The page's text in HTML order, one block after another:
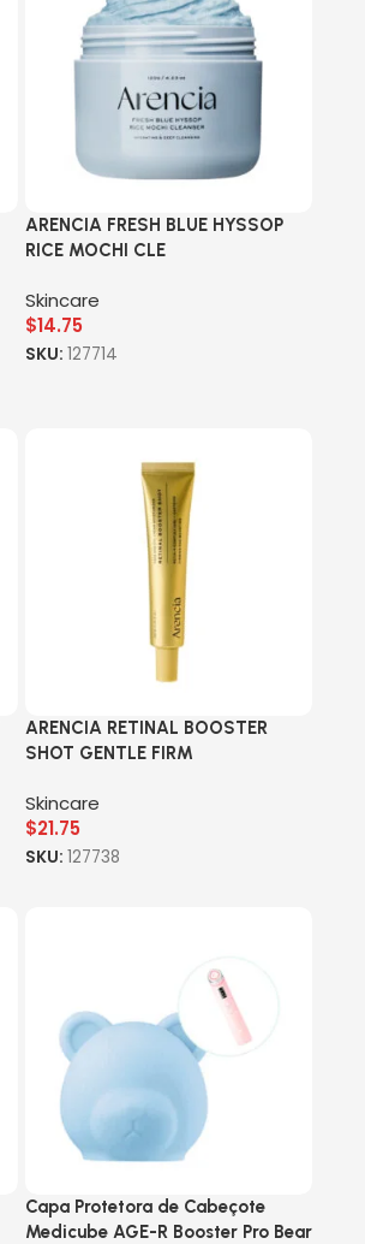
ARENCIA FRESH BLUE HYSSOP
RICE MOCHI CLE
Skincare
$14.75
SKU: 127714
ARENCIA RETINAL BOOSTER
SHOT GENTLE FIRM
Skincare
$21.75
SKU: 127738
Capa Protetora de Cabeçote
Medicube AGE-R Booster Pro Bear